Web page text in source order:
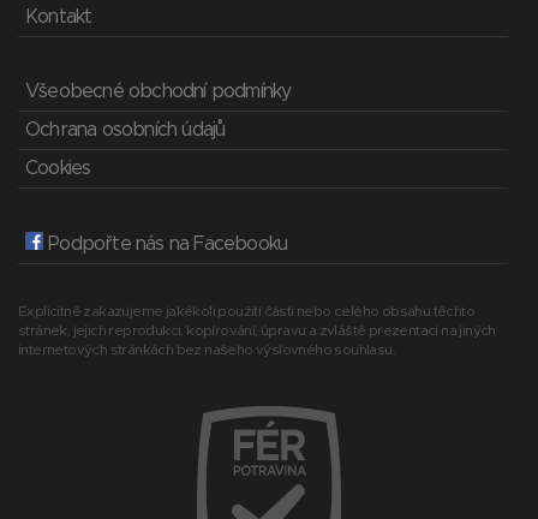
Kontakt
Všeobecné obchodní podmínky
Ochrana osobních údajů
Cookies
Podpořte nás na Facebooku
Explicitně zakazujeme jakékoli použití části nebo celého obsahu těchto
stránek, jejich reprodukci, kopírování, úpravu a zvláště prezentaci na jiných
internetových stránkách bez našeho výslovného souhlasu.